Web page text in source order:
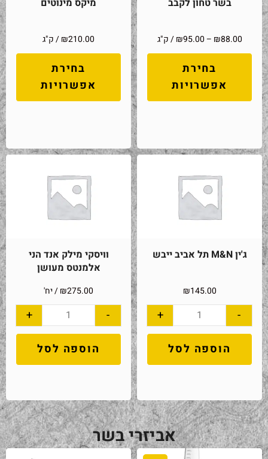
בשר טחון לקבב
₪88.00
–
₪95.00 / ק"ג
בחירת
אפשרויות
מיקס מינוטים
₪210.00 / ק"ג
בחירת
אפשרויות
ג'ין M&N תל אביב ייבש
₪145.00
-
+
הוספה לסל
וויסקי מילק אנד הני
אלמנטס מעושן
₪275.00 / יח'
-
+
הוספה לסל
אביזרי בשר